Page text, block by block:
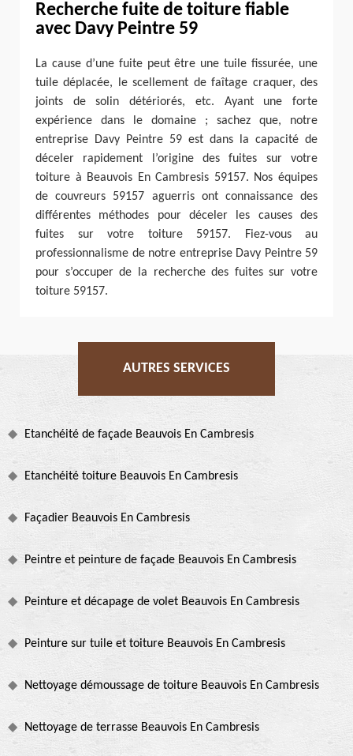
Recherche fuite de toiture fiable
avec Davy Peintre 59
La cause d’une fuite peut être une tuile fissurée, une
tuile déplacée, le scellement de faîtage craquer, des
joints de solin détériorés, etc. Ayant une forte
expérience dans le domaine ; sachez que, notre
entreprise Davy Peintre 59 est dans la capacité de
déceler rapidement l’origine des fuites sur votre
toiture à Beauvois En Cambresis 59157. Nos équipes
de couvreurs 59157 aguerris ont connaissance des
différentes méthodes pour déceler les causes des
fuites sur votre toiture 59157. Fiez-vous au
professionnalisme de notre entreprise Davy Peintre 59
pour s’occuper de la recherche des fuites sur votre
toiture 59157.
AUTRES SERVICES
Etanchéité de façade Beauvois En Cambresis
Etanchéité toiture Beauvois En Cambresis
Façadier Beauvois En Cambresis
Peintre et peinture de façade Beauvois En Cambresis
Peinture et décapage de volet Beauvois En Cambresis
Peinture sur tuile et toiture Beauvois En Cambresis
Nettoyage démoussage de toiture Beauvois En Cambresis
Nettoyage de terrasse Beauvois En Cambresis